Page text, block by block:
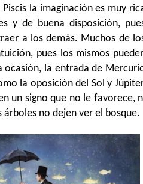
la imaginación es muy
y de buena disposición,
a los demás. Muchos de
pues los mismos
ocasión, la entrada de
la oposición del Sol y
un signo que no le favorece,
árboles no dejen ver el bosque.